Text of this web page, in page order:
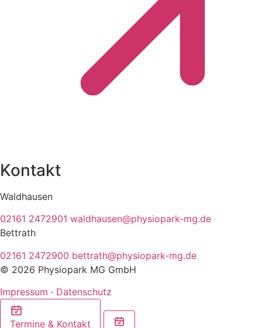
Kontakt
Waldhausen
02161 2472901 waldhausen@physiopark‑mg.de
Bettrath
02161 2472900 bettrath@physiopark‑mg.de
© 2026 Physiopark MG GmbH
Impressum · Datenschutz
Termine & Kontakt